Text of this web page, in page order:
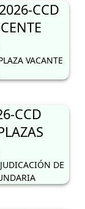
CCD
VACANTE
CCD
DE